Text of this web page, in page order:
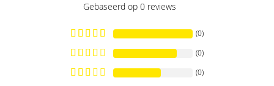
Gebaseerd op 0 reviews
(0)
(0)
(0)